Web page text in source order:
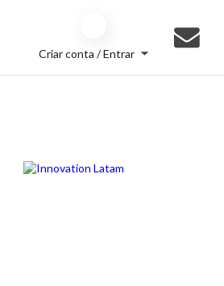
Criar conta / Entrar